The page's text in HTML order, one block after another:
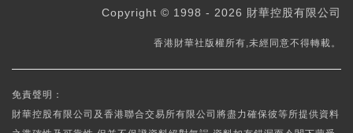
Copyright © 1998 - 2026 財華控股有限公司
香港財華社版權所有,未經同意不得轉載。
免責聲明：
財華控股有限公司及香港聯合交易所有限公司將盡力確保彼等所提供資料